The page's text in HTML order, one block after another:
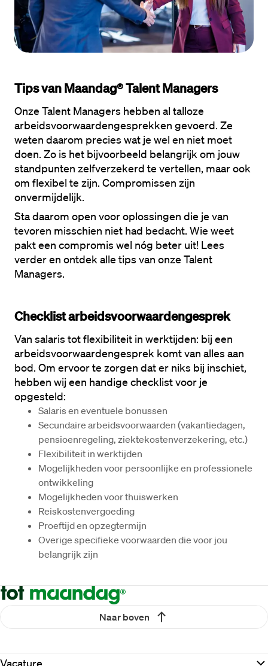
Tips van Maandag® Talent Managers
Onze Talent Managers hebben al talloze
arbeidsvoorwaardengesprekken gevoerd. Ze
weten daarom precies wat je wel en niet moet
doen. Zo is het bijvoorbeeld belangrijk om jouw
standpunten zelfverzekerd te vertellen, maar ook
om flexibel te zijn. Compromissen zijn
onvermijdelijk.
Sta daarom open voor oplossingen die je van
tevoren misschien niet had bedacht. Wie weet
pakt een compromis wel nóg beter uit! Lees
verder en ontdek alle tips van onze Talent
Managers.
Checklist arbeidsvoorwaardengesprek
Van salaris tot flexibiliteit in werktijden: bij een
arbeidsvoorwaardengesprek komt van alles aan
bod. Om ervoor te zorgen dat er niks bij inschiet,
hebben wij een handige checklist voor je
opgesteld:
Salaris en eventuele bonussen
Secundaire arbeidsvoorwaarden (vakantiedagen,
pensioenregeling, ziektekostenverzekering, etc.)
Flexibiliteit in werktijden
Mogelijkheden voor persoonlijke en professionele
ontwikkeling
Mogelijkheden voor thuiswerken
Reiskostenvergoeding
Proeftijd en opzegtermijn
Overige specifieke voorwaarden die voor jou
belangrijk zijn
Naar boven
Vacature